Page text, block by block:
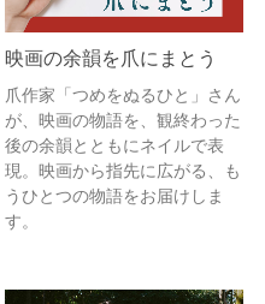
映画の余韻を爪にまとう
爪作家「つめをぬるひと」さん
が、映画の物語を、観終わった
後の余韻とともにネイルで表
現。映画から指先に広がる、も
うひとつの物語をお届けしま
す。